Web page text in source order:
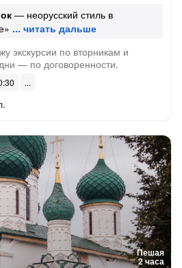
— неорусский стиль в
экскурсии по вторникам и
— по договоренности.
Пешая
2 часа